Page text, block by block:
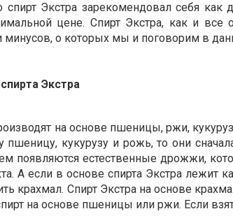
спирт Экстра зарекомендовал себя как
цене. Спирт Экстра, как и
о которых мы и поговорим в
Экстра
на основе пшеницы, ржи,
пшеницу, кукурузу и рожь, то они
появляются естественные дрожжи,
А если в основе спирта Экстра лежит
крахмал. Спирт Экстра на основе
на основе пшеницы или ржи. Если